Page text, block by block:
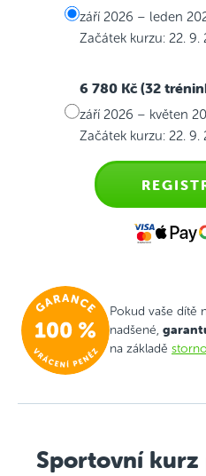
září 2026 – leden
Začátek kurzu: 22. 9.
6 780 Kč (32
září 2026 – květen
Začátek kurzu: 22. 9.
Pokud vaše dítě
nadšené,
na základě
Sportovní